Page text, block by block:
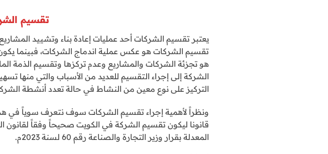
تقسيم
يعتبر تقسيم الشركات أحد عمليات إعادة بناء وتشييد
تقسيم الشركات هو عكس عملية اندماج الشركات، فبينما
هو تجزئة الشركات والمشاريع وعدم تركزها وتقسيم الذمة
الشركة إلى إجراء التقسيم للعديد من الأسباب والتي منها
التركيز على نوع معين من النشاط في حالة تعدد أنشطة
ونظراً لأهمية إجراء تقسيم الشركات سوف نتعرف سوياً في هذا
المعدلة بقرار وزير التجارة والصناعة رقم 60 لسنة 2023م.